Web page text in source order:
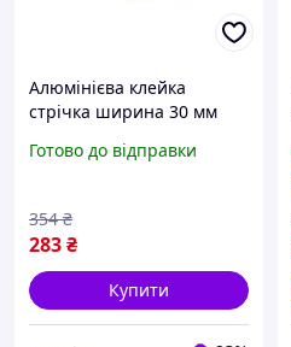
Алюмінієва клейка
стрічка ширина 30 мм
монтажу вентиляції та
Готово до відправки
283₴
354 ₴
Купити